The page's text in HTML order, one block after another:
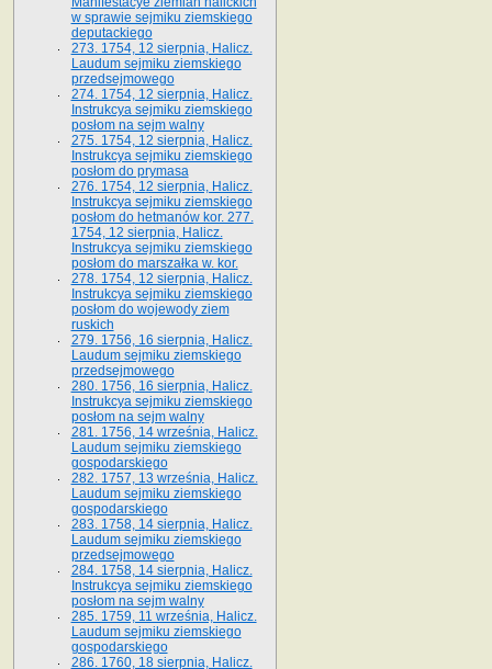
w sprawie sejmiku ziemskiego
deputackiego
273. 1754, 12 sierpnia, Halicz.
Laudum sejmiku ziemskiego
przedsejmowego
274. 1754, 12 sierpnia, Halicz.
Instrukcya sejmiku ziemskiego
posłom na sejm walny
275. 1754, 12 sierpnia, Halicz.
Instrukcya sejmiku ziemskiego
posłom do prymasa
276. 1754, 12 sierpnia, Halicz.
Instrukcya sejmiku ziemskiego
posłom do hetmanów kor. 277.
1754, 12 sierpnia, Halicz.
Instrukcya sejmiku ziemskiego
posłom do marszałka w. kor.
278. 1754, 12 sierpnia, Halicz.
Instrukcya sejmiku ziemskiego
posłom do wojewody ziem
ruskich
279. 1756, 16 sierpnia, Halicz.
Laudum sejmiku ziemskiego
przedsejmowego
280. 1756, 16 sierpnia, Halicz.
Instrukcya sejmiku ziemskiego
posłom na sejm walny
281. 1756, 14 września, Halicz.
Laudum sejmiku ziemskiego
gospodarskiego
282. 1757, 13 września, Halicz.
Laudum sejmiku ziemskiego
gospodarskiego
283. 1758, 14 sierpnia, Halicz.
Laudum sejmiku ziemskiego
przedsejmowego
284. 1758, 14 sierpnia, Halicz.
Instrukcya sejmiku ziemskiego
posłom na sejm walny
285. 1759, 11 września, Halicz.
Laudum sejmiku ziemskiego
gospodarskiego
286. 1760, 18 sierpnia, Halicz.